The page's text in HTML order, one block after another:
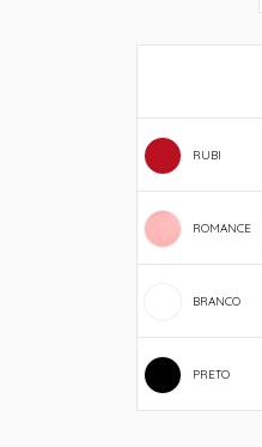
RUBI
ROMANCE
BRANCO
PRETO